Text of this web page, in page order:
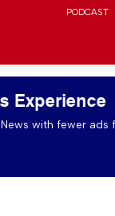
PODCAST
Experience
with fewer